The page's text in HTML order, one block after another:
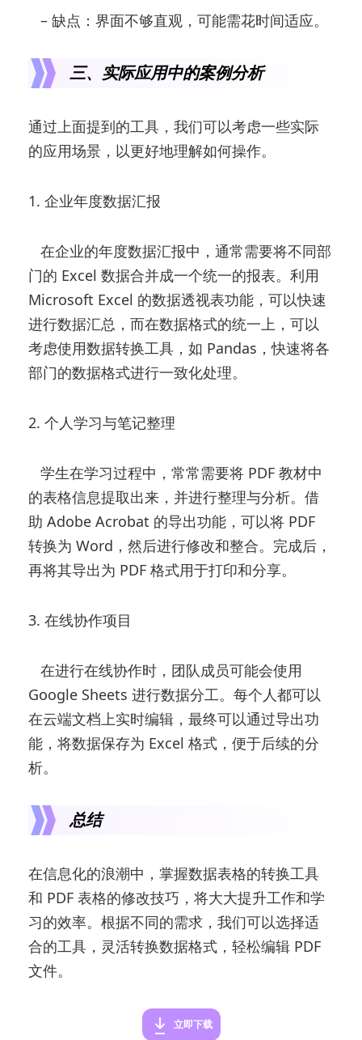
– 缺点：界面不够直观，可能需花时间适应。
三、实际应用中的案例分析
通过上面提到的工具，我们可以考虑一些实际
的应用场景，以更好地理解如何操作。
1. 企业年度数据汇报
在企业的年度数据汇报中，通常需要将不同部
门的 Excel 数据合并成一个统一的报表。利用
Microsoft Excel 的数据透视表功能，可以快速
进行数据汇总，而在数据格式的统一上，可以
考虑使用数据转换工具，如 Pandas，快速将各
部门的数据格式进行一致化处理。
2. 个人学习与笔记整理
学生在学习过程中，常常需要将 PDF 教材中
的表格信息提取出来，并进行整理与分析。借
助 Adobe Acrobat 的导出功能，可以将 PDF
转换为 Word，然后进行修改和整合。完成后，
再将其导出为 PDF 格式用于打印和分享。
3. 在线协作项目
在进行在线协作时，团队成员可能会使用
Google Sheets 进行数据分工。每个人都可以
在云端文档上实时编辑，最终可以通过导出功
能，将数据保存为 Excel 格式，便于后续的分
析。
总结
在信息化的浪潮中，掌握数据表格的转换工具
和 PDF 表格的修改技巧，将大大提升工作和学
习的效率。根据不同的需求，我们可以选择适
合的工具，灵活转换数据格式，轻松编辑 PDF
文件。
立即下载